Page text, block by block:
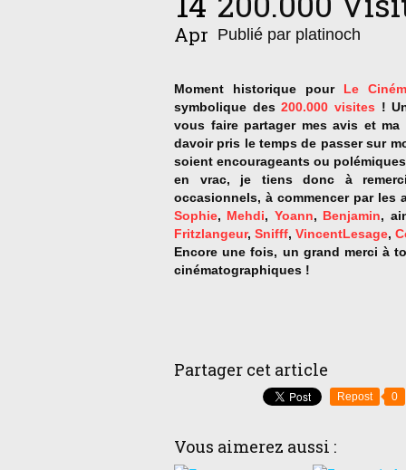
Apr Publié par platinoch
Moment historique pour Le
symbolique des200.000 visites !
vous faire partager mes avis et
davoir pris le temps de passer sur
soient encourageants ou
en vrac, je tiens donc à
occasionnels, à commencer par les
Sophie, Mehdi, Yoann, Benjamin,
Fritzlangeur, Snifff, VincentLesage,
Encore une fois, un grand merci à
cinématographiques !
Partager cet article
Repost 0
Vous aimerez aussi :